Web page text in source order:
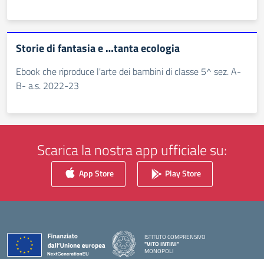
Storie di fantasia e …tanta ecologia
Ebook che riproduce l'arte dei bambini di classe 5^ sez. A-
B- a.s. 2022-23
Scarica la nostra app ufficiale su:
App Store Play Store
ISTITUTO COMPRENSIVO
"VITO INTINI"
MONOPOLI